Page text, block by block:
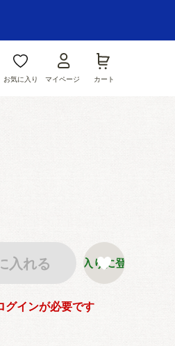
お気に入り マイページ カート
グインが必要です
入れるお気に入りに登録する